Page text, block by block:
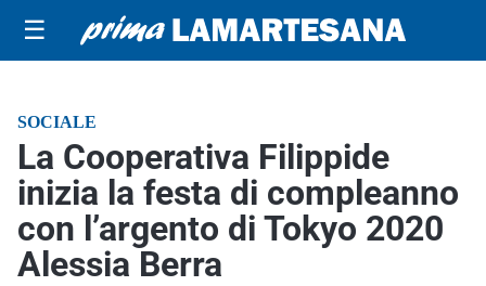
☰
SOCIALE
La Cooperativa Filippide
inizia la festa di compleanno
con l’argento di Tokyo 2020
Alessia Berra